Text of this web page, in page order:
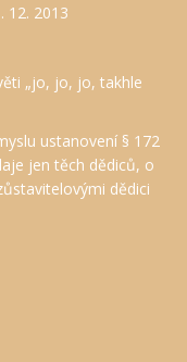
12. 2013
„jo, jo, jo, takhle
ustanovení § 172
jen těch dědiců, o
dědici